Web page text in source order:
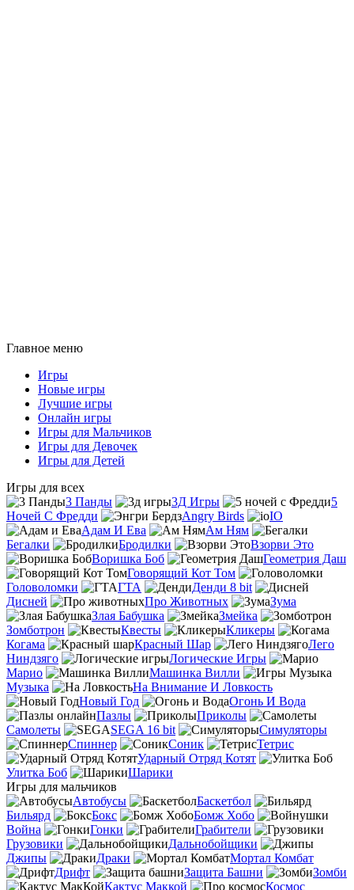
Главное меню
Игры
Новые игры
Лучшие игры
Онлайн игры
Игры для Мальчиков
Игры для Девочек
Игры для Детей
Игры для всех
3 Панды
3Д Игры
5
Ночей С Фредди
Angry Birds
IO
Адам И Ева
Ам Ням
Бегалки
Бродилки
Взорви Это
Воришка Боб
Геометрия Даш
Говорящий Кот Том
Головоломки
ГТА
Денди 8 bit
Дисней
Про Животных
Зума
Злая Бабушка
Змейка
Зомботрон
Квесты
Кликеры
Когама
Красный Шар
Лего
Ниндзяго
Логические Игры
Марио
Машинка Вилли
Музыка
На Внимание И Ловкость
Новый Год
Огонь И Вода
Пазлы
Приколы
Самолеты
SEGA 16 bit
Симуляторы
Спиннер
Соник
Тетрис
Ударный Отряд Котят
Улитка Боб
Шарики
Игры для мальчиков
Автобусы
Баскетбол
Бильярд
Бокс
Бомж Хобо
Война
Гонки
Грабители
Грузовики
Дальнобойщики
Джипы
Драки
Мортал Комбат
Дрифт
Защита Башни
Зомби
Кактус Маккой
Космос